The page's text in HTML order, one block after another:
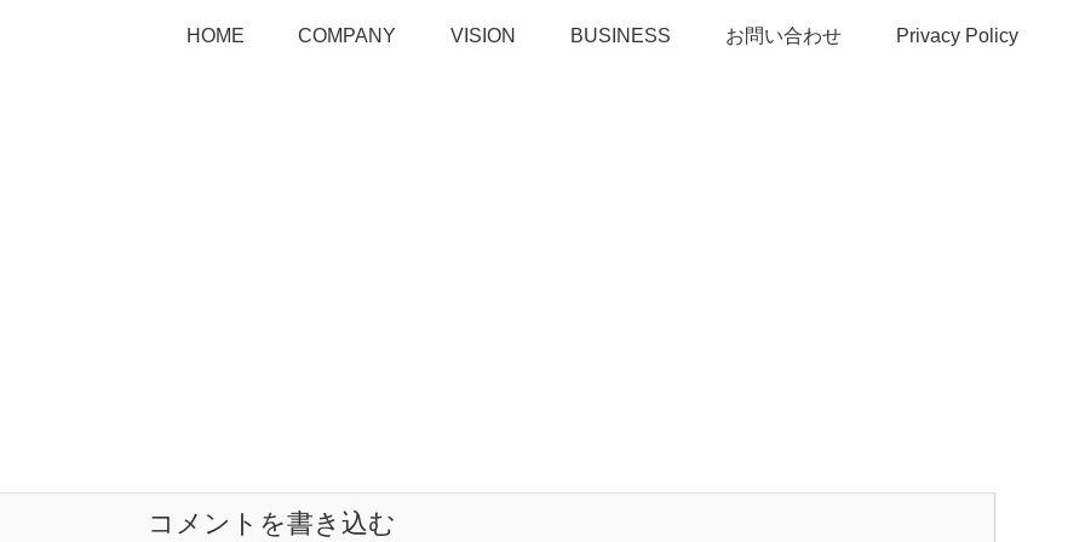
HOME COMPANY VISION BUSINESS お問い合わせ Privacy Policy
コメントを書き込む